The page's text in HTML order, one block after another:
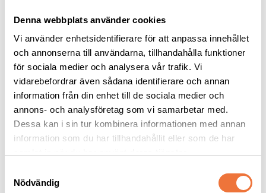
Denna webbplats använder cookies
Vi använder enhetsidentifierare för att anpassa innehållet
och annonserna till användarna, tillhandahålla funktioner
för sociala medier och analysera vår trafik. Vi
vidarebefordrar även sådana identifierare och annan
information från din enhet till de sociala medier och
annons- och analysföretag som vi samarbetar med.
Dessa kan i sin tur kombinera informationen med annan
information som du har tillhandahållit eller som de har
Nödvändig
Vetbed Retro -
Grå/svart/vit
Tjocklek ca 28 mm. Finns i tre storlekar
Vetbed Grön -
Svarta/grå/vita tassar
Tjocklek ca 28 mm. Finns i tre storlekar